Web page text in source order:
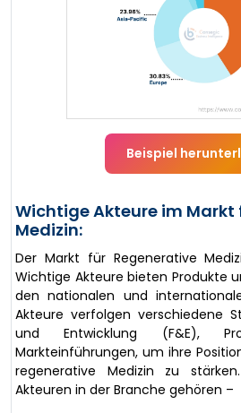
Beispiel
Wichtige Akteure im Markt
Medizin:
Der Markt für Regenerative
Wichtige Akteure bieten Produkte
den nationalen und
Akteure verfolgen verschiedene
und Entwicklung (F&E),
Markteinführungen, um ihre
regenerative Medizin zu
Akteuren in der Branche gehören –